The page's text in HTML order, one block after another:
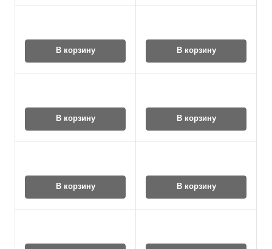
В корзину В корзину
В корзину В корзину
В корзину В корзину